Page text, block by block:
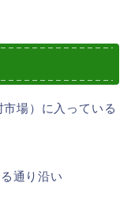
場）に入っている
通り沿い